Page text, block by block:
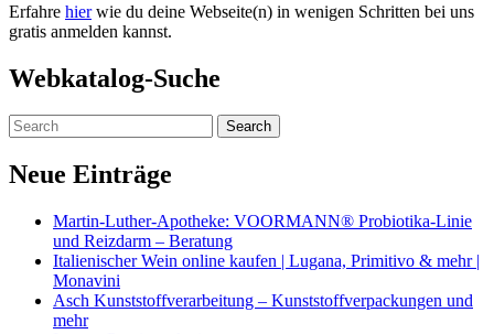
Erfahre hierwie du deine Webseite(n) in wenigen Schritten bei uns
gratis anmelden kannst.
Webkatalog-Suche
Neue Einträge
Martin-Luther-Apotheke: VOORMANN® Probiotika-Linie
und Reizdarm – Beratung
Italienischer Wein online kaufen | Lugana, Primitivo & mehr |
Monavini
Asch Kunststoffverarbeitung – Kunststoffverpackungen und
mehr